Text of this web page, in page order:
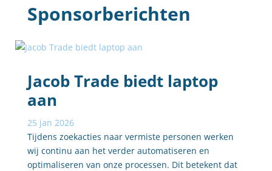
Sponsorberichten
Jacob Trade biedt laptop
aan
25 jan 2026
Tijdens zoekacties naar vermiste personen werken
wij continu aan het verder automatiseren en
optimaliseren van onze processen. Dit betekent dat